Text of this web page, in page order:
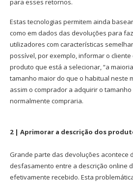
para esses retornos.
Estas tecnologias permitem ainda
como em dados das devoluções para
utilizadores com características
possível, por exemplo, informar o cliente
produto que está a selecionar, “a
tamanho maior do que o habitual neste
assim o comprador a adquirir o
normalmente compraria.
2 | Aprimorar a descrição dos
Grande parte das devoluções acontece
desfasamento entre a descrição online
efetivamente recebido. Esta